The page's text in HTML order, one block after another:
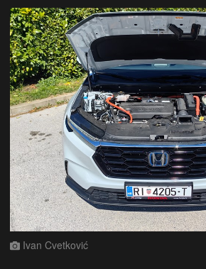
Ivan Cvetković